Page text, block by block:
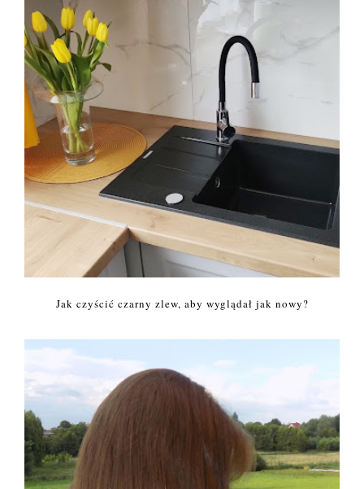
Jak czyścić czarny zlew, aby wyglądał jak nowy?